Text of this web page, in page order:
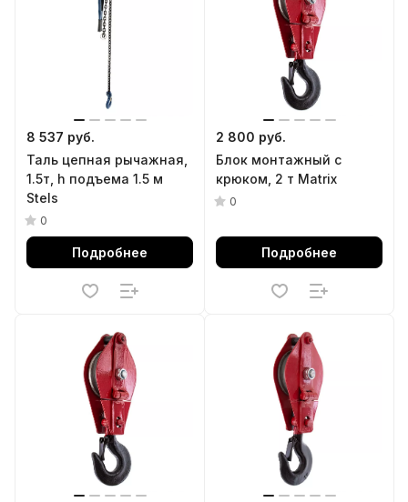
8 537 руб.
Таль цепная рычажная,
1.5т, h подъема 1.5 м
Stels
0
Подробнее
2 800 руб.
Блок монтажный с
крюком, 2 т Matrix
0
Подробнее